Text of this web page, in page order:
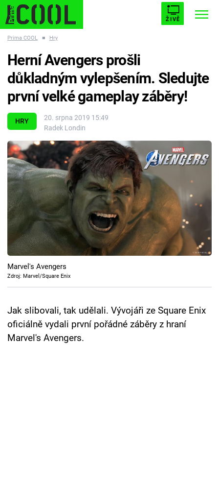
ŽIVĚ
ESCAPE PLNEJ KOTEL AVENGERS 5
Témata
Filmy
Seriály
Hry
Cool Esport
Pořady
TV Program
Přihlášení
Prima COOL ■ Hry
HRY
20. srpna 2019 15:49
Radek Londin
Herní Avengers prošli
důkladným vylepšením. Sledujte
první velké gameplay záběry!
Marvel's Avengers
Zdroj: Marvel/Square Enix
Jak slibovali, tak udělali. Vývojáři ze Square Enix
oficiálně vydali první pořádné záběry z hraní
Marvel's Avengers.